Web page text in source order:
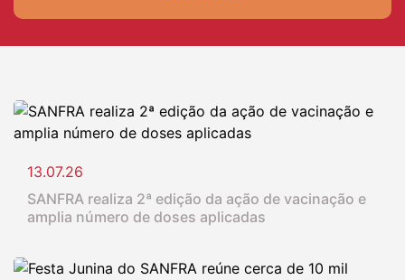
13.07.26
SANFRA realiza 2ª edição da ação de vacinação e
amplia número de doses aplicadas